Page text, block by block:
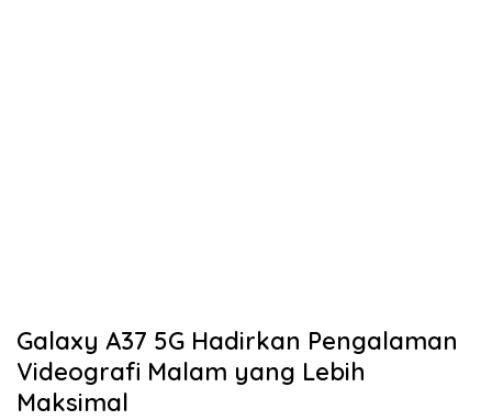
Galaxy A37 5G Hadirkan Pengalaman
Videografi Malam yang Lebih
Maksimal